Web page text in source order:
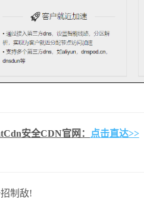
安全CDN官网： 点击直达>>
制敌!